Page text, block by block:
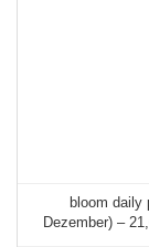
bloom daily
Dezember) –